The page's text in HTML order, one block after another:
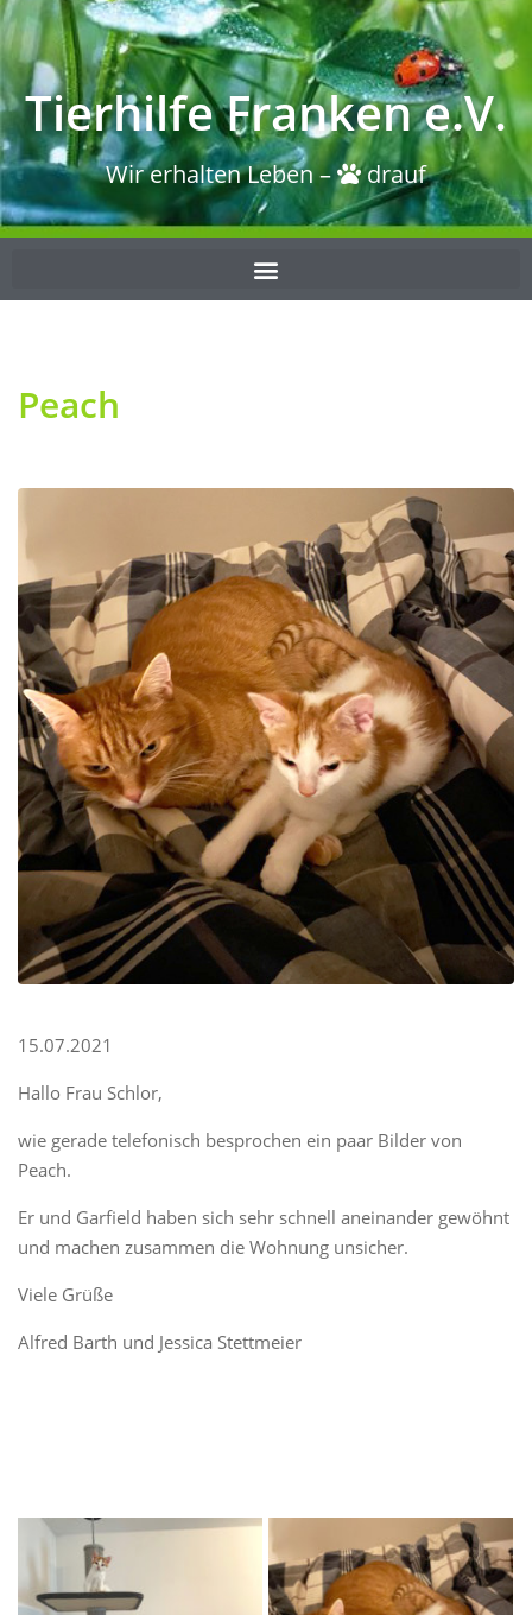
Tierhilfe Franken e.V.
Wir erhalten Leben – drauf
Peach
15.07.2021
Hallo Frau Schlor,
wie gerade telefonisch besprochen ein paar Bilder von
Peach.
Er und Garfield haben sich sehr schnell aneinander gewöhnt
und machen zusammen die Wohnung unsicher.
Viele Grüße
Alfred Barth und Jessica Stettmeier